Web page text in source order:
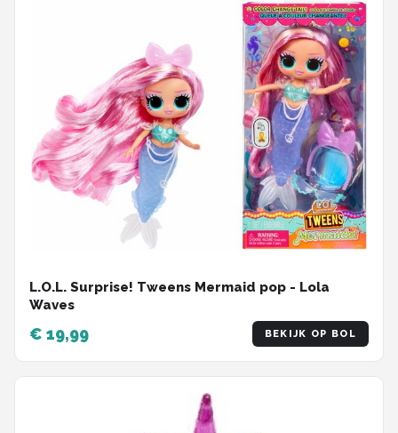
L.O.L. Surprise! Tweens Mermaid pop - Lola
Waves
€ 19,99 BEKIJK OP BOL